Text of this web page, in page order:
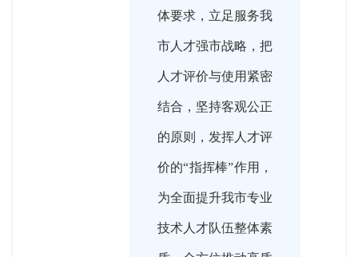
体要求，立足服务我
市人才强市战略，把
人才评价与使用紧密
结合，坚持客观公正
的原则，发挥人才评
价的“指挥棒”作用，
为全面提升我市专业
技术人才队伍整体素